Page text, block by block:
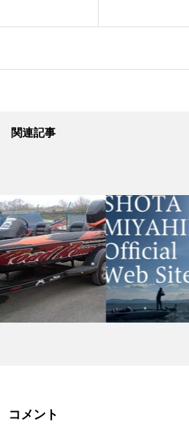
関連記事
コメント